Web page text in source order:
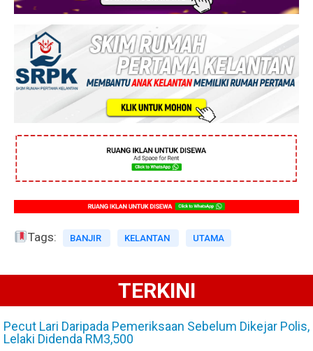
Tags: BANJIR KELANTAN UTAMA
TERKINI
Pecut Lari Daripada Pemeriksaan Sebelum Dikejar Polis,
Lelaki Didenda RM3,500